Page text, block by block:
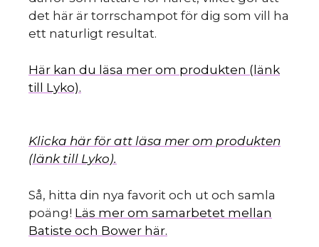
det här är torrschampot för dig som vill ha
ett naturligt resultat.
Här kan du läsa mer om produkten (länk
till Lyko).
Klicka här för att läsa mer om produkten
(länk till Lyko).
Så, hitta din nya favorit och ut och samla
poäng! Läs mer om samarbetet mellan
Batiste och Bower här.